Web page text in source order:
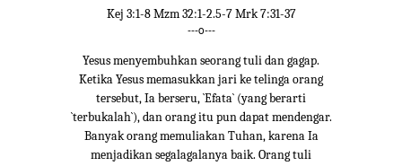
Kej 3:1-8 Mzm 32:1-2.5-7 Mrk 7:31-37
---o---
Yesus menyembuhkan seorang tuli dan gagap.
Ketika Yesus memasukkan jari ke telinga orang
tersebut, Ia berseru, `Efata` (yang berarti
`terbukalah`), dan orang itu pun dapat mendengar.
Banyak orang memuliakan Tuhan, karena Ia
menjadikan segalagalanya baik. Orang tuli